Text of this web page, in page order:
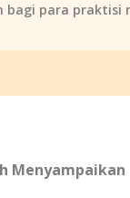
bagi para praktisi
Menyampaikan